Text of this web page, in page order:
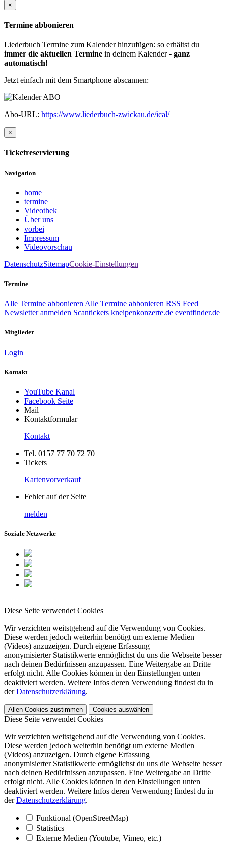
×
Termine abbonieren
Liederbuch Termine zum Kalender hinzufügen: so erhältst du
immer die aktuellen Termine in deinem Kalender - ganz
automatisch!
Jetzt einfach mit dem Smartphone abscannen:
Abo-URL: https://www.liederbuch-zwickau.de/ical/
×
Ticketreservierung
Navigation
home
termine
Videothek
Über uns
vorbei
Impressum
Videovorschau
DatenschutzSitemapCookie-Einstellungen
Termine
Alle Termine abbonieren Alle Termine abbonieren RSS Feed
Newsletter anmelden Scantickets kneipenkonzerte.de eventfinder.de
Mitglieder
Login
Kontakt
YouTube Kanal
Facebook Seite
Mail
Kontaktformular
Kontakt
Tel. 0157 77 70 72 70
Tickets
Kartenvorverkauf
Fehler auf der Seite
melden
Soziale Netzwerke
Diese Seite verwendet Cookies
Wir verzichten weitstgehend auf die Verwendung von Cookies.
Diese werden jedoch weiterhin benötigt um externe Medien
(Videos) anzuzeigen. Durch eigene Erfassung
anonymisierter Statistikwerte ermöglichst du uns die Webseite besser
nach deinen Bedürfnissen anzupassen. Eine Weitergabe an Dritte
erfolgt nicht. Alle Cookies können in den Einstellungen unten
deaktiviert werden. Weitere Infos deren Verwendung findest du in
derDatenschutzerklärung.
Allen Cookies zustimmen Cookies auswählen
Diese Seite verwendet Cookies
Wir verzichten weitstgehend auf die Verwendung von Cookies.
Diese werden jedoch weiterhin benötigt um externe Medien
(Videos) anzuzeigen. Durch eigene Erfassung
anonymisierter Statistikwerte ermöglichst du uns die Webseite besser
nach deinen Bedürfnissen anzupassen. Eine Weitergabe an Dritte
erfolgt nicht. Alle Cookies können in den Einstellungen unten
deaktiviert werden. Weitere Infos deren Verwendung findest du in
derDatenschutzerklärung.
Funktional (OpenStreetMap)
Statistics
Externe Medien (Youtube, Vimeo, etc.)